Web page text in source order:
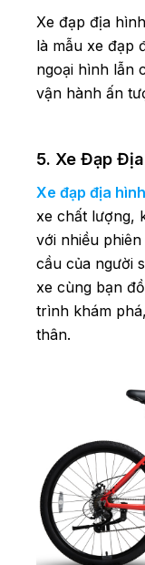
Xe đạp địa
là mẫu xe đạp
ngoại hình lẫn
vận hành ấn
5. Xe Đạp
Xe đạp địa
xe chất lượng,
với nhiều
cầu của người
xe cùng bạn
trình khám
thân.